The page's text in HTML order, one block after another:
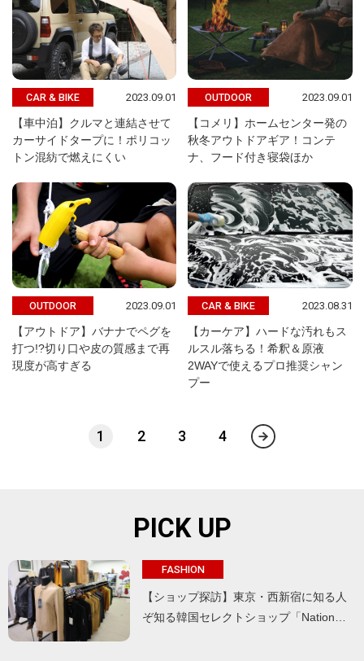
CAR & BIKE 2023.09.01
【車中泊】クルマと連結させて
カーサイドタープに！ポリコッ
トン混紡で燃えにくい
OUTDOOR 2023.09.01
【コメリ】ホームセンター発の
秋冬アウトドアギア！コンテ
ナ、フード付き寝袋ほか
OUTDOOR 2023.09.01
【アウトドア】バナナでペグを
打つ!?切り口や皮の質感まで再
現度が高すぎる
CAR & BIKE 2023.08.31
【カーケア】ハードな汚れもス
ルスル落ちる！希釈＆原液
2WAYで使えるプロ推奨シャン
プー
1 2 3 4
PICK UP
FASHION
【ショップ探訪】東京・西新宿に知る人
ぞ知る韓国セレクトショップ「Nation…